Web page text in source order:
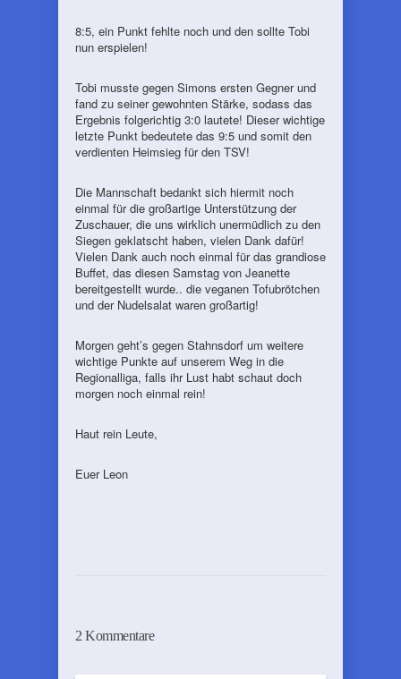
8:5, ein Punkt fehlte noch und den sollte Tobi
nun erspielen!
Tobi musste gegen Simons ersten Gegner und
fand zu seiner gewohnten Stärke, sodass das
Ergebnis folgerichtig 3:0 lautete! Dieser wichtige
letzte Punkt bedeutete das 9:5 und somit den
verdienten Heimsieg für den TSV!
Die Mannschaft bedankt sich hiermit noch
einmal für die großartige Unterstützung der
Zuschauer, die uns wirklich unermüdlich zu den
Siegen geklatscht haben, vielen Dank dafür!
Vielen Dank auch noch einmal für das grandiose
Buffet, das diesen Samstag von Jeanette
bereitgestellt wurde.. die veganen Tofubrötchen
und der Nudelsalat waren großartig!
Morgen geht’s gegen Stahnsdorf um weitere
wichtige Punkte auf unserem Weg in die
Regionalliga, falls ihr Lust habt schaut doch
morgen noch einmal rein!
Haut rein Leute,
Euer Leon
2 Kommentare